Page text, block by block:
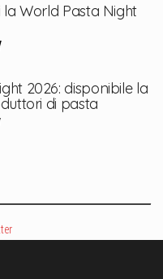
World Pasta Night
2026: disponibile la
di pasta